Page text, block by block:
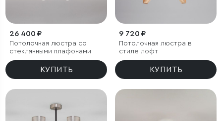
26 400 ₽
Потолочная люстра со
стеклянными плафонами
КУПИТЬ
9 720 ₽
Потолочная люстра в
стиле лофт
КУПИТЬ